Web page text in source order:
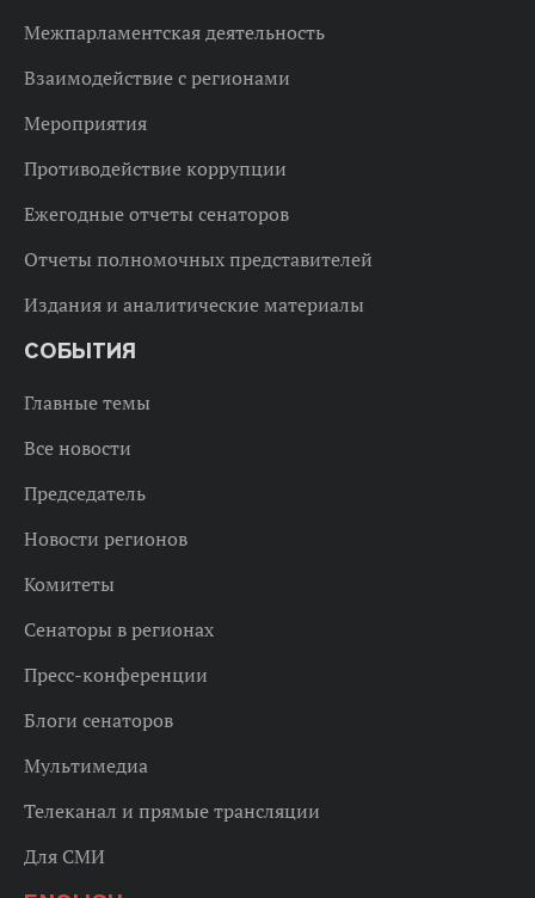
Межпарламентская деятельность
Взаимодействие с регионами
Мероприятия
Противодействие коррупции
Ежегодные отчеты сенаторов
Отчеты полномочных представителей
Издания и аналитические материалы
СОБЫТИЯ
Главные темы
Все новости
Председатель
Новости регионов
Комитеты
Сенаторы в регионах
Пресс-конференции
Блоги сенаторов
Мультимедиа
Телеканал и прямые трансляции
Для СМИ